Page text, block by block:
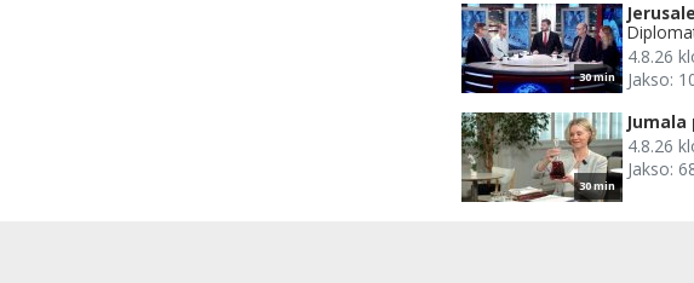
30 min
4.8.26
Jakso:
30 min
Jumala
4.8.26
Jakso: